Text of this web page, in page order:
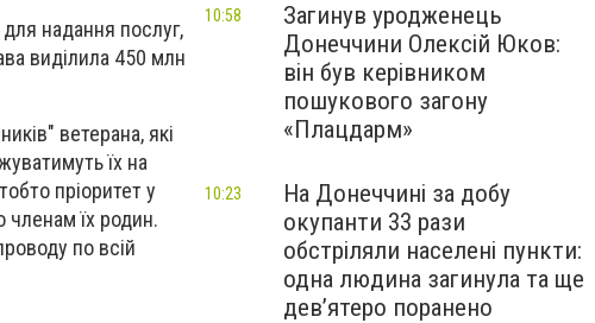
надання послуг,
виділила 450 млн
ветерана, які
їх на
пріоритет у
членам їх родин.
по всій
Загинув уродженець
Донеччини Олексій Юков:
він був керівником
пошукового загону
«Плацдарм»
10:58
На Донеччині за добу
окупанти 33 рази
обстріляли населені пункти:
одна людина загинула та ще
девʼятеро поранено
10:23